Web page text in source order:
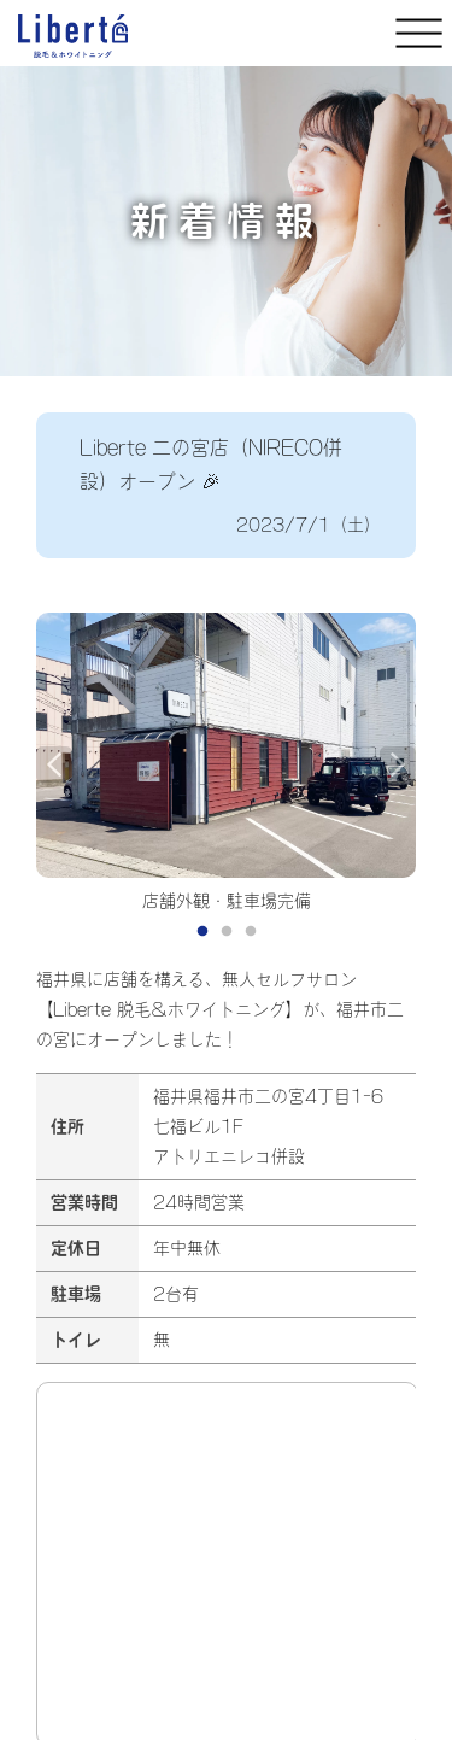
新着情報
Liberte 二の宮店（NIRECO併
設）オープン 🎉
2023/7/1（土）
店舗外観・駐車場完備
福井県に店舗を構える、無人セルフサロン
【Liberte 脱毛＆ホワイトニング】が、福井市二
の宮にオープンしました！
住所
福井県福井市二の宮4丁目1-6
七福ビル1F
アトリエニレコ併設
営業時間 24時間営業
定休日 年中無休
駐車場 2台有
トイレ 無